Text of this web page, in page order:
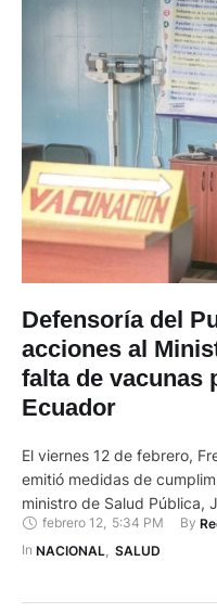
Defensoría del
acciones al
falta de vacunas
Ecuador
El viernes 12 de febrero,
emitió medidas de
ministro de Salud Pública,
de previsión provocada
y adolescentes a nivel
febrero 12, 5:34 PM By
In NACIONAL SALUD